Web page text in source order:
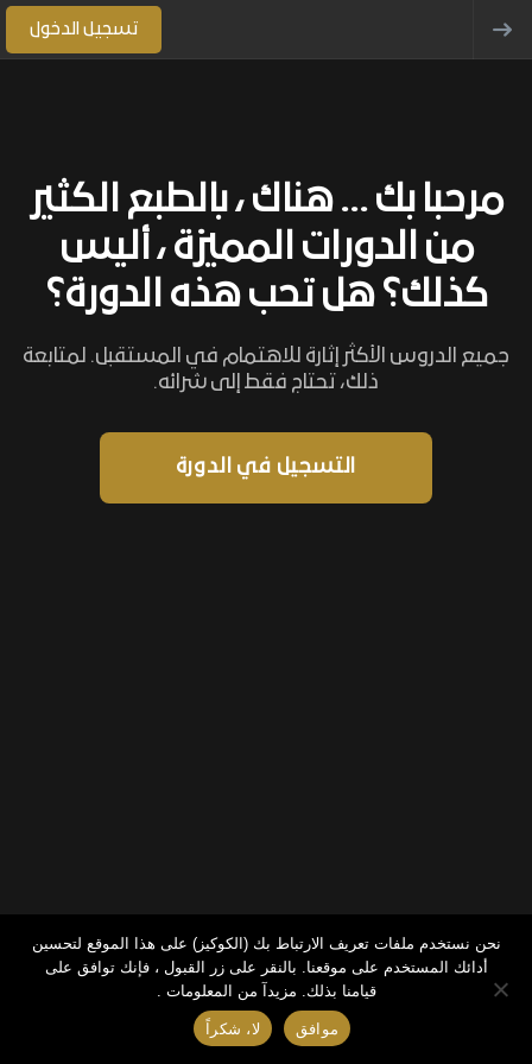
تسجيل الدخول
مرحبا بك ... هناك ، بالطبع الكثير
من الدورات المميزة ، أليس
كذلك؟ هل تحب هذه الدورة؟
جميع الدروس الأكثر إثارة للاهتمام في المستقبل. لمتابعة
ذلك، تحتاج فقط إلى شرائه.
التسجيل في الدورة
نحن نستخدم ملفات تعريف الارتباط بك (الكوكيز) على هذا الموقع لتحسين
أدائك المستخدم على موقعنا. بالنقر على زر القبول ، فإنك توافق على
قيامنا بذلك. مزيدآ من المعلومات .
موافق لا، شكراً